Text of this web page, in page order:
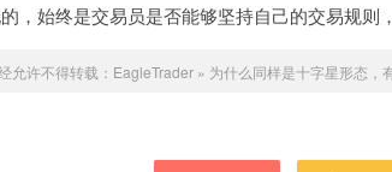
，始终是交易员是否能够坚持自己的交易规则
允许不得转载： EagleTrader » 为什么同样是十字星形态，